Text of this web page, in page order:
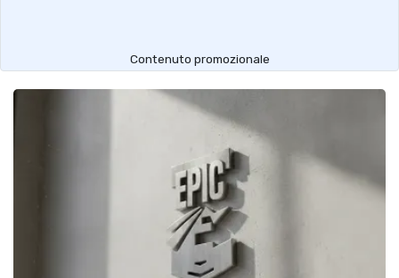
Contenuto promozionale